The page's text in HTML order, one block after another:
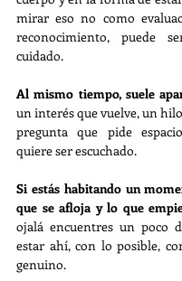
mirar eso no como
reconocimiento, puede
cuidado.
un interés que vuelve, un
pregunta que pide
quiere ser escuchado.
Si estás habitando un
que se afloja y lo que
ojalá encuentres un poco
estar ahí, con lo posible,
genuino.